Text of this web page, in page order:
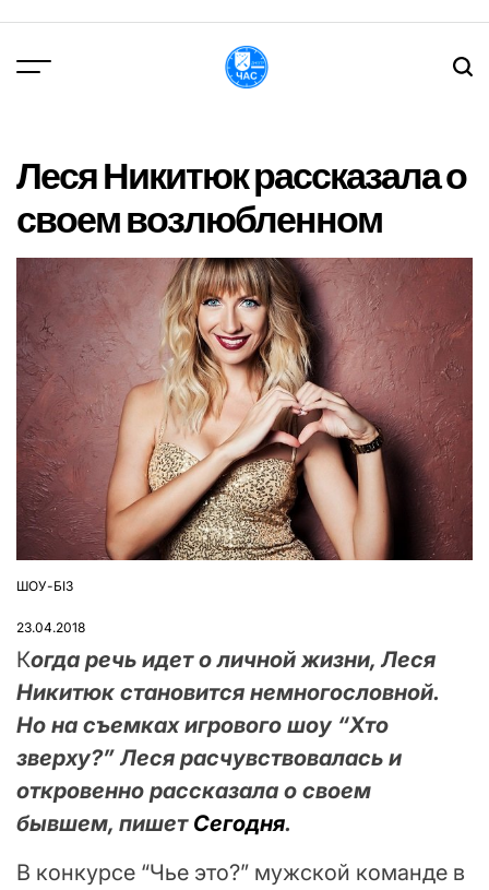
вмісту
Леся Никитюк рассказала о
своем возлюбленном
ОПУБЛІКУВАТИ
ШОУ-БІЗ
23.04.2018
Когда речь идет о личной жизни, Леся
Никитюк становится немногословной.
Но на съемках игрового шоу “Хто
зверху?” Леся расчувствовалась и
откровенно рассказала о своем
бывшем, пишет Сегодня.
В конкурсе “Чье это?” мужской команде в